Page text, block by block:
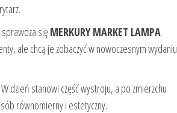
sprawdza sięMERKURY MARKET LAMPA
ale chcą je zobaczyć w nowoczesnym wydaniu
dzień stanowi część wystroju, a po zmierzchu
równomierny i estetyczny.